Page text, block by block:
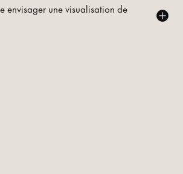
envisager une visualisation de